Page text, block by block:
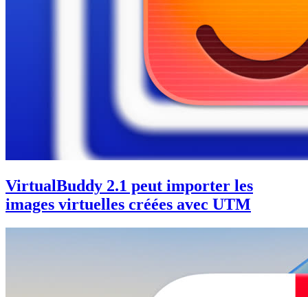
VirtualBuddy 2.1 peut importer les
images virtuelles créées avec UTM